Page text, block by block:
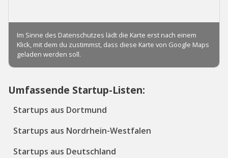
Umfassende Startup-Listen:
Startups aus Dortmund
Startups aus Nordrhein-Westfalen
Startups aus Deutschland